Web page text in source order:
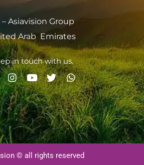
– Asiavision Group
Arab Emirates
in touch with us.
© all rights reserved